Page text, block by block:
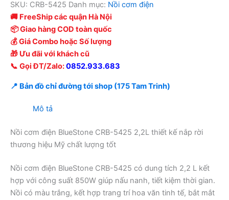
SKU: CRB-5425 Danh mục: Nồi cơm điện
🚚 FreeShip các quận Hà Nội
📦 Giao hàng COD toàn quốc
💰 Giá Combo hoặc Số lượng
🎁 Ưu đãi với khách cũ
📞 Gọi ĐT/Zalo:0852.933.683
📍 Bản đồ chỉ đường tới shop (175 Tam Trinh)
Mô tả
Nồi cơm điện BlueStone CRB-5425 2,2L thiết kế nắp rời
thương hiệu Mỹ chất lượng tốt
Nồi cơm điện BlueStone CRB-5425 có dung tích 2,2 L kết
hợp với công suất 850W giúp nấu nanh, tiết kiệm thời gian.
Nồi có màu trắng, kết hợp trang trí hoa văn tinh tế, bắt mắt